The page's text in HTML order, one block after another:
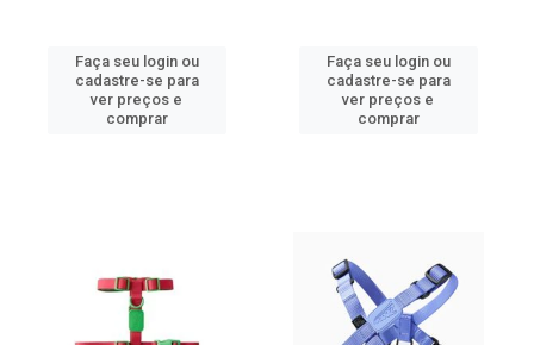
Faça seu login ou
cadastre-se para
ver preços e
comprar
Faça seu login ou
cadastre-se para
ver preços e
comprar